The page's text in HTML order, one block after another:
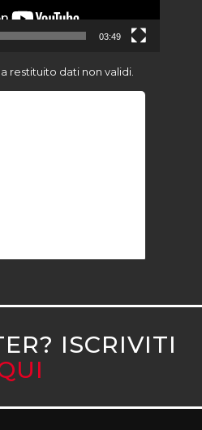
03:49
restituito dati non validi.
ISCRIVITI